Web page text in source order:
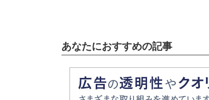
あなたにおすすめの記事